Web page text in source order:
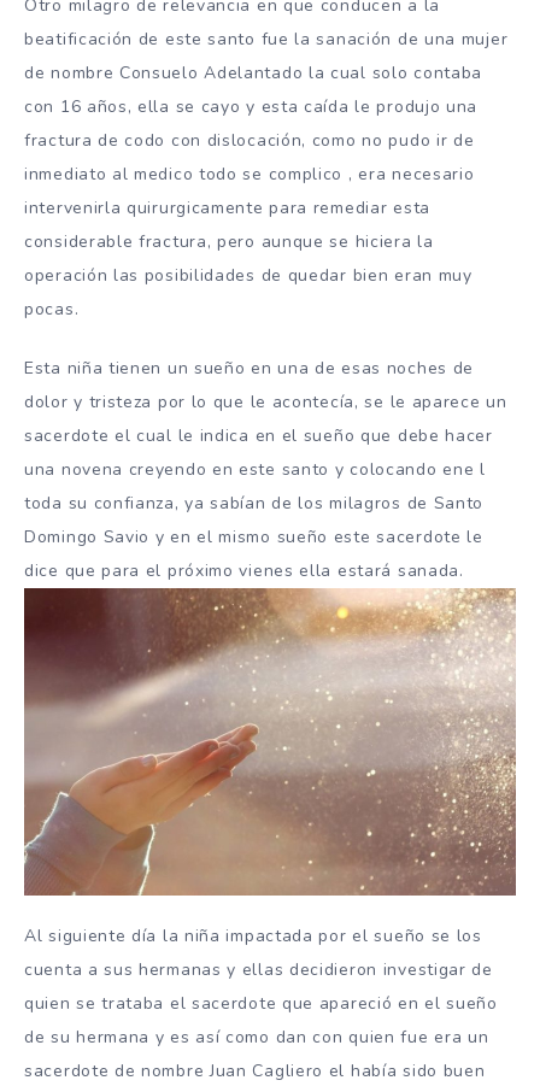
Otro milagro de relevancia en que conducen a la
beatificación de este santo fue la sanación de una mujer
de nombre Consuelo Adelantado la cual solo contaba
con 16 años, ella se cayo y esta caída le produjo una
fractura de codo con dislocación, como no pudo ir de
inmediato al medico todo se complico , era necesario
intervenirla quirurgicamente para remediar esta
considerable fractura, pero aunque se hiciera la
operación las posibilidades de quedar bien eran muy
pocas.
Esta niña tienen un sueño en una de esas noches de
dolor y tristeza por lo que le acontecía, se le aparece un
sacerdote el cual le indica en el sueño que debe hacer
una novena creyendo en este santo y colocando ene l
toda su confianza, ya sabían de los milagros de Santo
Domingo Savio y en el mismo sueño este sacerdote le
dice que para el próximo vienes ella estará sanada.
Al siguiente día la niña impactada por el sueño se los
cuenta a sus hermanas y ellas decidieron investigar de
quien se trataba el sacerdote que apareció en el sueño
de su hermana y es así como dan con quien fue era un
sacerdote de nombre Juan Cagliero el había sido buen